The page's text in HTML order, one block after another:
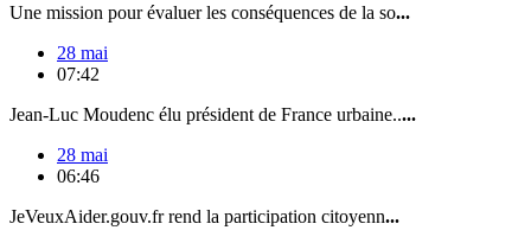
Une mission pour évaluer les conséquences de la so...
28 mai
07:42
Jean-Luc Moudenc élu président de France urbaine.....
28 mai
06:46
JeVeuxAider.gouv.fr rend la participation citoyenn...